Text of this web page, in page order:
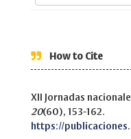
How to Cite
XII Jornadas
20(60), 153-162.
https://